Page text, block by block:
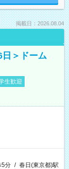
掲載日：2026.08.04
日＞ドーム
生歓迎
5分 / 春日(東京都)駅